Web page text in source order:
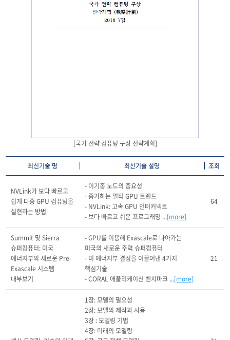
[국가 전략 컴퓨팅 구상 전략계획]
최신기술 명 최신기술 설명 조회
NVLink가 보다 빠르고
쉽게 다중 GPU 컴퓨팅을
실현하는 방법
- 이기종 노드의 중요성
- 증가하는 멀티 GPU 트렌드
- NVLink: 고속 GPU 인터커넥트
- 보다 빠르고 쉬운 프로그래밍 ...[more]
64
Summit 및 Sierra
슈퍼컴퓨터: 미국
에너지부의 새로운 Pre-
Exascale 시스템
내부보기
- GPU를 이용해 Exascale로 나아가는
미국의 새로운 주력 슈퍼컴퓨터
- 미 에너지부 결정을 이끌어낸 4가지
핵심기술
- CORAL 애플리케이션 벤치마크 ...[more]
21
1장: 모델의 필요성
2장: 모델의 제작과 사용
3장 : 모델링 기법
4장: 미래의 모델링